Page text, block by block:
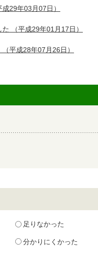
成29年03月07日）
た （平成29年01月17日）
（平成28年07月26日）
足りなかった
分かりにくかった